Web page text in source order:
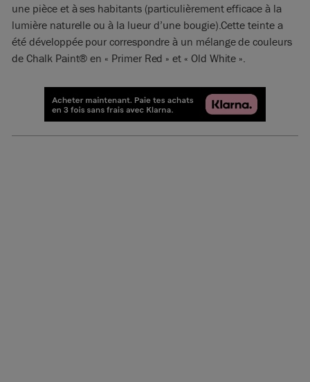
une pièce et à ses habitants (particulièrement efficace à la
lumière naturelle ou à la lueur d’une bougie).Cette teinte a
été développée pour correspondre à un mélange de couleurs
de Chalk Paint® en « Primer Red » et « Old White ».